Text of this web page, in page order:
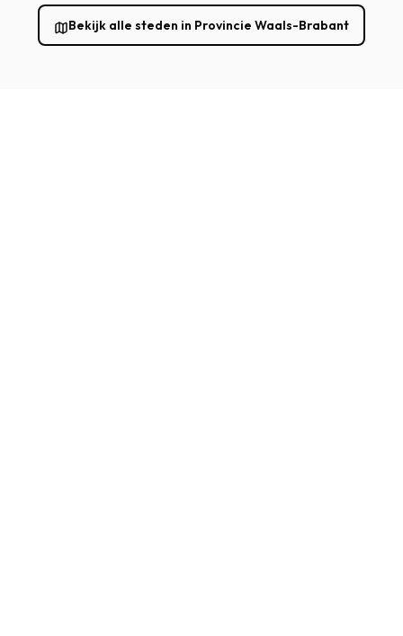
Bekijk alle steden in Provincie Waals-Brabant